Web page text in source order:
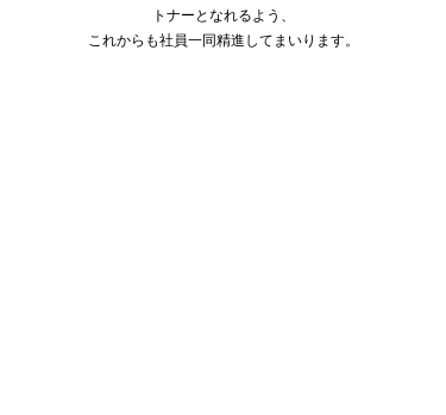
トナーとなれるよう、
これからも社員一同精進してまいります。